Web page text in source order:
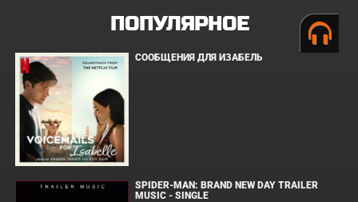
ПОПУЛЯРНОЕ
СООБЩЕНИЯ ДЛЯ ИЗАБЕЛЬ
SPIDER-MAN: BRAND NEW DAY TRAILER
MUSIC - SINGLE